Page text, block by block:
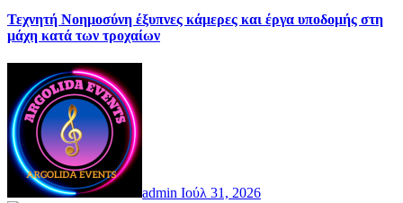
Τεχνητή Νοημοσύνη έξυπνες κάμερες και έργα υποδομής στη
μάχη κατά των τροχαίων
admin Ιούλ 31, 2026